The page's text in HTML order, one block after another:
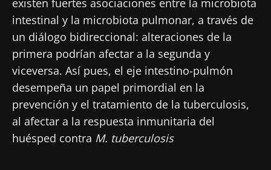
intestinal y la microbiota pulmonar, a través de
un diálogo bidireccional: alteraciones de la
primera podrían afectar a la segunda y
viceversa. Así pues, el eje intestino-pulmón
desempeña un papel primordial en la
prevención y el tratamiento de la tuberculosis,
al afectar a la respuesta inmunitaria del
huésped contra M. tuberculosis
Biocodex Microbiota Institute
* Campo obligatorio
BMI 20-35
23/07/2026
Influencia
de la
microbiota
en la salud
16/07/2026
Microbiota
intratumoral:
¿un indicador
pronóstico
Una